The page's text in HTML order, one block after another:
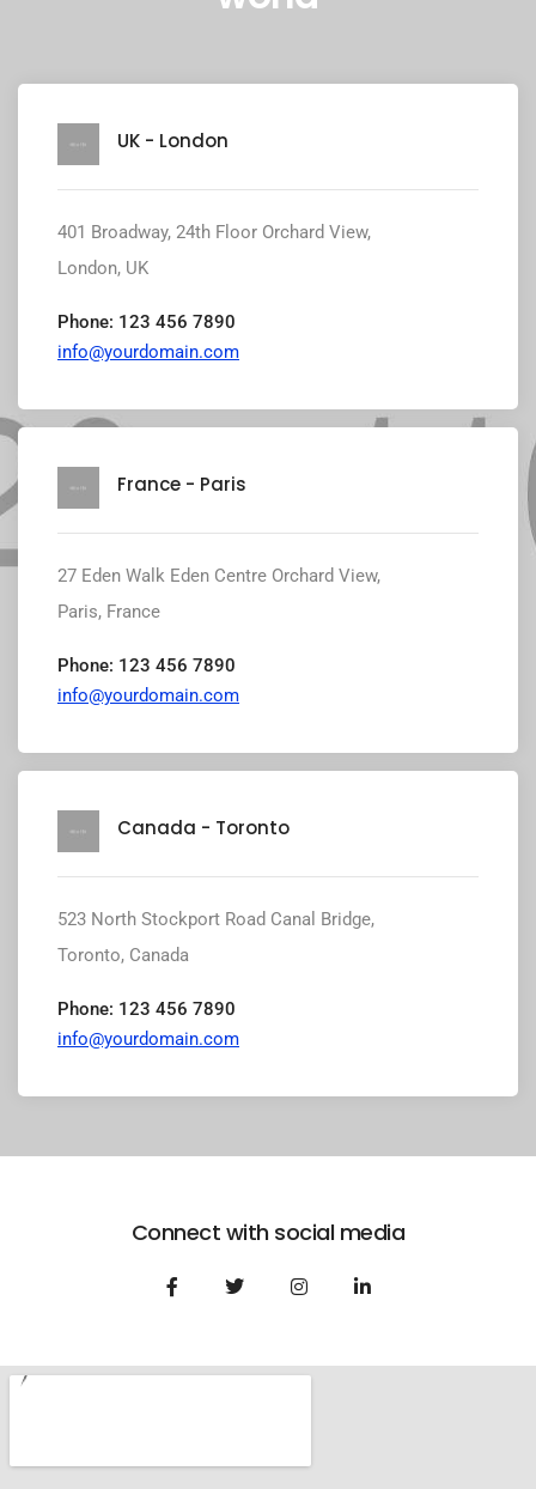
UK - London
401 Broadway, 24th Floor Orchard View,
London, UK
Phone: 123 456 7890
info@yourdomain.com
France - Paris
27 Eden Walk Eden Centre Orchard View,
Paris, France
Phone: 123 456 7890
info@yourdomain.com
Canada - Toronto
523 North Stockport Road Canal Bridge,
Toronto, Canada
Phone: 123 456 7890
info@yourdomain.com
Connect with social media